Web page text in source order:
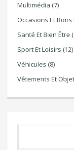
Multimédia (7)
Occasions Et Bons
Santé Et Bien Être
Sport Et Loisirs (12)
Véhicules (8)
Vêtements Et